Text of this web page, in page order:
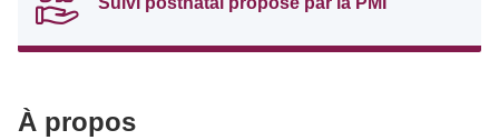
À propos